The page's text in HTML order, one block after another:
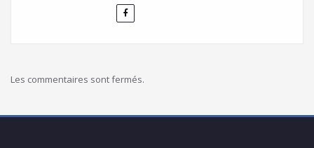
Les commentaires sont fermés.